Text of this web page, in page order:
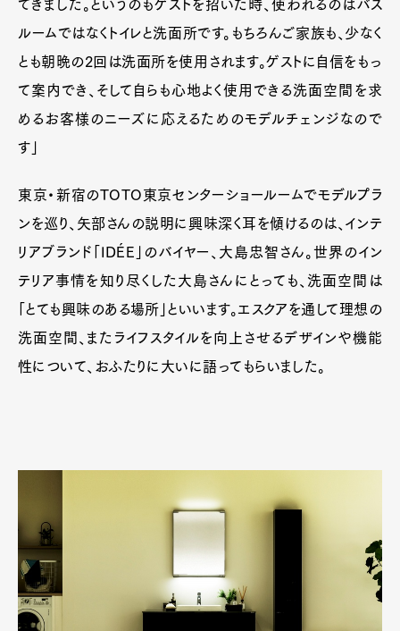
てきました。というのもゲストを招いた時、使われるのはバス
ルームではなくトイレと洗面所です。もちろんご家族も、少なく
とも朝晩の2回は洗面所を使用されます。ゲストに自信をもっ
て案内でき、そして自らも心地よく使用できる洗面空間を求
めるお客様のニーズに応えるためのモデルチェンジなので
す」
東京・新宿のTOTO東京センターショールームでモデルプラ
ンを巡り、矢部さんの説明に興味深く耳を傾けるのは、インテ
リアブランド「IDÉE」のバイヤー、大島忠智さん。世界のイン
テリア事情を知り尽くした大島さんにとっても、洗面空間は
「とても興味のある場所」といいます。エスクアを通して理想の
洗面空間、またライフスタイルを向上させるデザインや機能
性について、おふたりに大いに語ってもらいました。